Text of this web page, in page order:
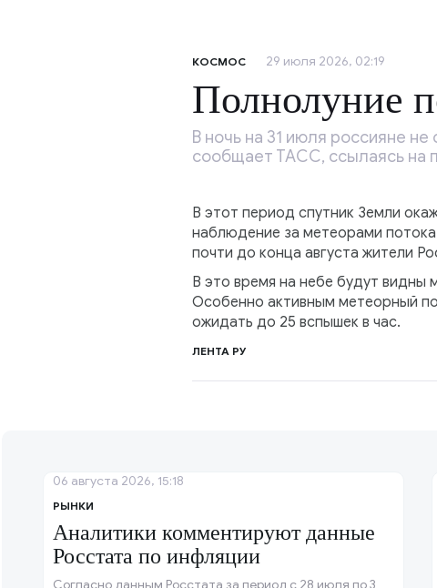
КОСМОС 29 июля 2026, 02:19
Полнолуние
В ночь на 31 июля россияне
сообщает ТАСС, ссылаясь на
В этот период спутник Земли
наблюдение за метеорами
почти до конца августа жители
В это время на небе будут видны
Особенно активным метеорный
ожидать до 25 вспышек в час.
ЛЕНТА РУ
РЫНКИ
Аналитики комментируют данные
Росстата по инфляции
06 августа 2026, 15:18